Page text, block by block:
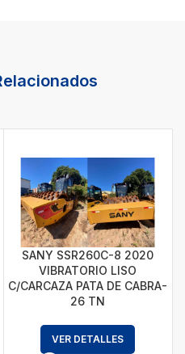
SANY SSR260C-8 2020
VIBRATORIO LISO
C/CARCAZA PATA DE CABRA-
26 TN
VER DETALLES